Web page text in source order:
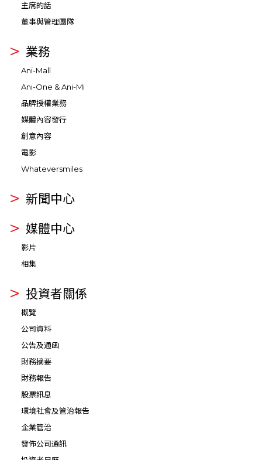
主席的話
董事與管理團隊
業務
Ani-Mall
Ani-One & Ani-Mi
品牌授權業務
媒體內容發行
創意內容
電影
Whateversmiles
新聞中心
媒體中心
影片
相集
投資者關係
概覽
公司資料
公告及通函
財務摘要
財務報告
股票訊息
環境社會及管治報告
企業管治
發佈公司通訊